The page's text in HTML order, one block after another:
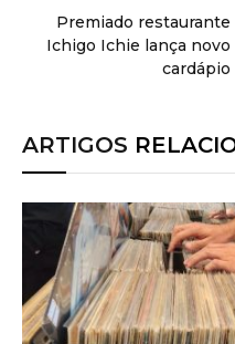
Premiado restaurante
Ichigo Ichie lança novo
cardápio
ARTIGOS